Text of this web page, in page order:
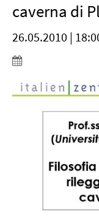
caverna di
26.05.2010 |